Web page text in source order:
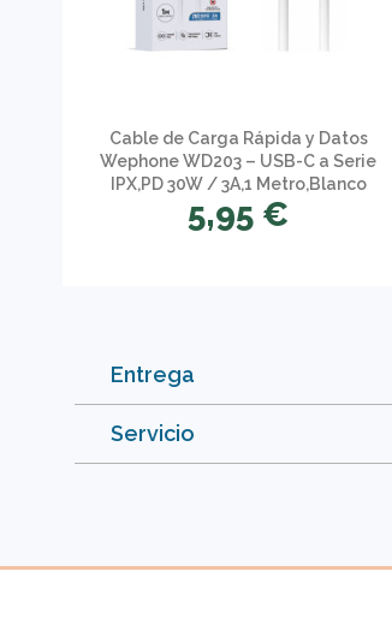
Cable de Carga Rápida y Datos
Wephone WD203 – USB-C a Serie
IPX,PD 30W / 3A,1 Metro,Blanco
5,95 €
Entrega
Servicio